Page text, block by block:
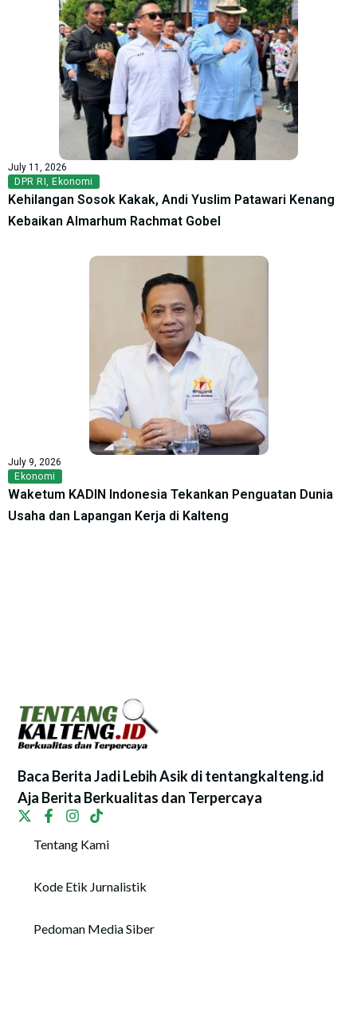
July 11, 2026
DPR RI Ekonomi
Kehilangan Sosok Kakak, Andi Yuslim Patawari Kenang
Kebaikan Almarhum Rachmat Gobel
July 9, 2026
Ekonomi
Waketum KADIN Indonesia Tekankan Penguatan Dunia
Usaha dan Lapangan Kerja di Kalteng
Baca Berita Jadi Lebih Asik di tentangkalteng.id
Aja Berita Berkualitas dan Terpercaya
Tentang Kami
Kode Etik Jurnalistik
Pedoman Media Siber